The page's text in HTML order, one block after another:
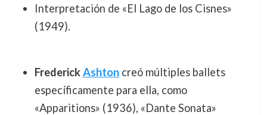
Interpretación de «El Lago de los Cisnes»
(1949).
FrederickAshtoncreó múltiples ballets
específicamente para ella, como
«Apparitions» (1936), «Dante Sonata»